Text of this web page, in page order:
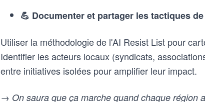
💪 Documenter et partager les tactiques
Utiliser la méthodologie de l'AI Resist List pour
Identifier les acteurs locaux (syndicats,
entre initiatives isolées pour amplifier leur impact.
→ On saura que ça marche quand chaque région